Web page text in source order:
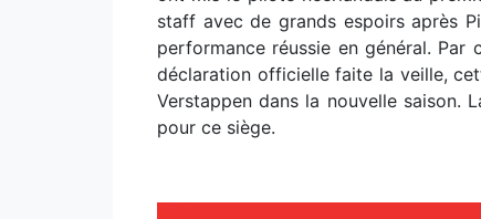
staff avec de grands espoirs après
performance réussie en général.
déclaration officielle faite la veille,
Verstappen dans la nouvelle saison.
pour ce siège.